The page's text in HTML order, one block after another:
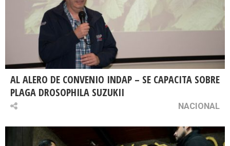
AL ALERO DE CONVENIO INDAP – SE CAPACITA SOBRE
PLAGA DROSOPHILA SUZUKII
NACIONAL